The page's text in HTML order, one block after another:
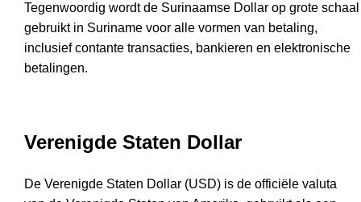
Tegenwoordig wordt de Surinaamse Dollar op grote schaal
gebruikt in Suriname voor alle vormen van betaling,
inclusief contante transacties, bankieren en elektronische
betalingen.
Verenigde Staten Dollar
De Verenigde Staten Dollar (USD) is de officiële valuta